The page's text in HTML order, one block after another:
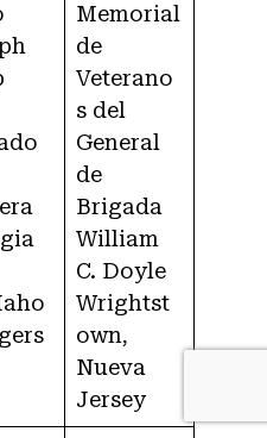
Memorial
de
Veterano
s del
General
de
Brigada
William
C. Doyle
Wrightst
own,
Nueva
Jersey